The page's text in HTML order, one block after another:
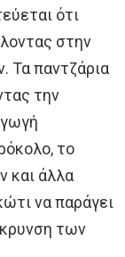
ότι
στην
Τα παντζάρια
την
το
και άλλα
να παράγει
των